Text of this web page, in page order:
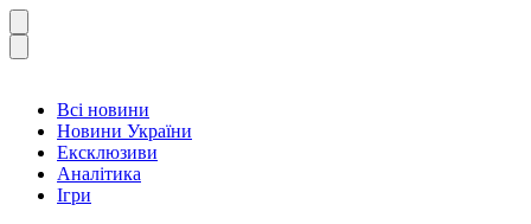
Всі новини
Новини України
Ексклюзиви
Аналітика
Ігри